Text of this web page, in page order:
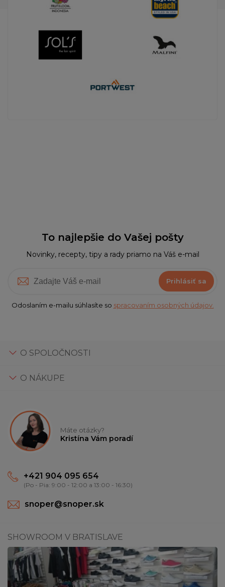
To najlepšie do Vašej pošty
Novinky, recepty, tipy a rady priamo na Váš e-mail
Prihlásiť sa
Odoslaním e-mailu súhlasíte so spracovaním osobných údajov.
O SPOLOČNOSTI
O NÁKUPE
Máte otázky?
Kristína Vám poradí
+421 904 095 654
(Po - Pia: 9:00 - 12:00 a 13:00 - 16:30)
snoper@snoper.sk
SHOWROOM V BRATISLAVE